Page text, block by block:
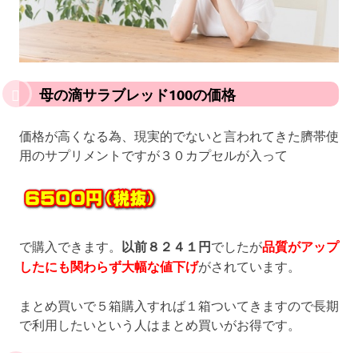
母の滴サラブレッド100の価格
価格が高くなる為、現実的でないと言われてきた臍帯使
用のサプリメントですが３０カプセルが入って
で購入できます。 以前８２４１円でしたが品質がアップ
したにも関わらず大幅な値下げがされています。
まとめ買いで５箱購入すれば１箱ついてきますので長期
で利用したいという人はまとめ買いがお得です。